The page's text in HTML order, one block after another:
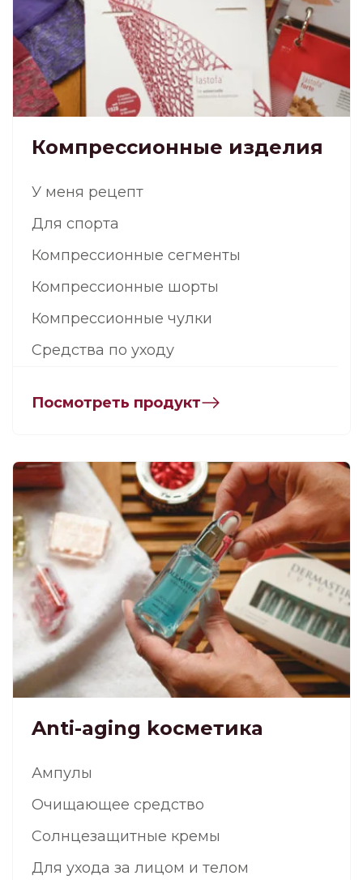
Компрессионные изделия
У меня рецепт
Для спорта
Компрессионные сегменты
Компрессионные шорты
Компрессионные чулки
Средства по уходу
Посмотреть продукт
Anti-aging kосметика
Ампулы
Очищающее средство
Солнцезащитные кремы
Для ухода за лицом и телом